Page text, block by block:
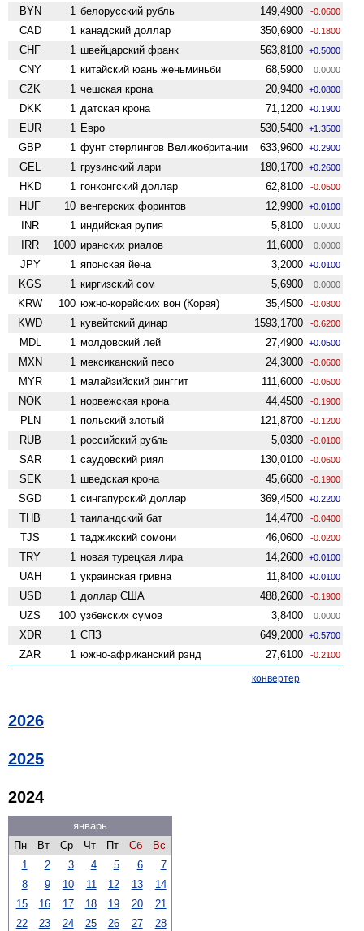
BYN 1 белорусский рубль 149,4900 -0.0600
CAD 1 канадский доллар 350,6900 -0.1800
CHF 1 швейцарский франк 563,8100 +0.5000
CNY 1 китайский юань женьминьби 68,5900 0.0000
CZK 1 чешская крона 20,9400 +0.0800
DKK 1 датская крона 71,1200 +0.1900
EUR 1 Евро 530,5400 +1.3500
GBP 1 фунт стерлингов Велико­британии 633,9600 +0.2900
GEL 1 грузинский лари 180,1700 +0.2600
HKD 1 гонконгский доллар 62,8100 -0.0500
HUF 10 венгерских форинтов 12,9900 +0.0100
INR 1 индийская рупия 5,8100 0.0000
IRR 1000 иранских риалов 11,6000 0.0000
JPY 1 японская йена 3,2000 +0.0100
KGS 1 киргизский сом 5,6900 0.0000
KRW 100 южно-корейских вон (Корея) 35,4500 -0.0300
KWD 1 кувейтский динар 1593,1700 -0.6200
MDL 1 молдовский лей 27,4900 +0.0500
MXN 1 мексиканский песо 24,3000 -0.0600
MYR 1 малайзийский ринггит 111,6000 -0.0500
NOK 1 норвежская крона 44,4500 -0.1900
PLN 1 польский злотый 121,8700 -0.1200
RUB 1 российский рубль 5,0300 -0.0100
SAR 1 саудовский риял 130,0100 -0.0600
SEK 1 шведская крона 45,6600 -0.1900
SGD 1 сингапурский доллар 369,4500 +0.2200
THB 1 таиландский бат 14,4700 -0.0400
TJS 1 таджикский сомони 46,0600 -0.0200
TRY 1 новая турецкая лира 14,2600 +0.0100
UAH 1 украинская гривна 11,8400 +0.0100
USD 1 доллар США 488,2600 -0.1900
UZS 100 узбекских сумов 3,8400 0.0000
XDR 1 СПЗ 649,2000 +0.5700
ZAR 1 южно-африканский рэнд 27,6100 -0.2100
конвертер
2026
2025
2024
январь
Пн
Вт Ср Чт Пт Сб
Вс
1
2 3 4 5 6
7
8
9 10 11 12 13
14
15
16 17 18 19 20
21
22
23 24 25 26 27
28